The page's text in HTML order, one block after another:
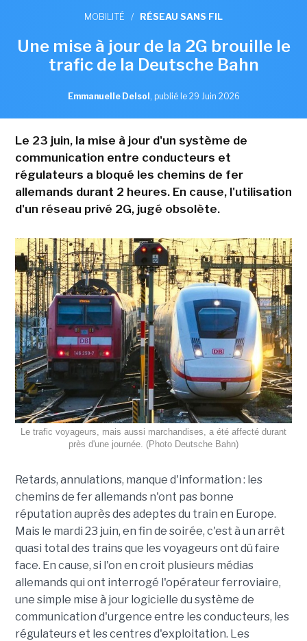
MOBILITÉ / RÉSEAU SANS FIL
Une mise à jour de la 2G brouille le
trafic de la Deutsche Bahn
Emmanuelle Delsol , publié le 29 Juin 2026
Le 23 juin, la mise à jour d'un système de
communication entre conducteurs et
régulateurs a bloqué les chemins de fer
allemands durant 2 heures. En cause, l'utilisation
d'un réseau privé 2G, jugé obsolète.
Le trafic voyageurs, mais aussi marchandises, a été affecté durant
près d'une journée. (Photo Deutsche Bahn)
Retards, annulations, manque d'information : les
chemins de fer allemands n'ont pas bonne
réputation auprès des adeptes du train en Europe.
Mais le mardi 23 juin, en fin de soirée, c'est à un arrêt
quasi total des trains que les voyageurs ont dû faire
face. En cause, si l'on en croit plusieurs médias
allemands qui ont interrogé l'opérateur ferroviaire,
une simple mise à jour logicielle du système de
communication d'urgence entre les conducteurs, les
régulateurs et les centres d'exploitation. Les